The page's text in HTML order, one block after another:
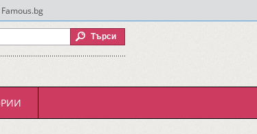
Famous.bg